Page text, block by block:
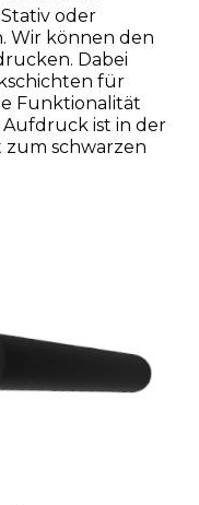
oder
Wir können den
Dabei
für
Funktionalität
ist in der
zum schwarzen